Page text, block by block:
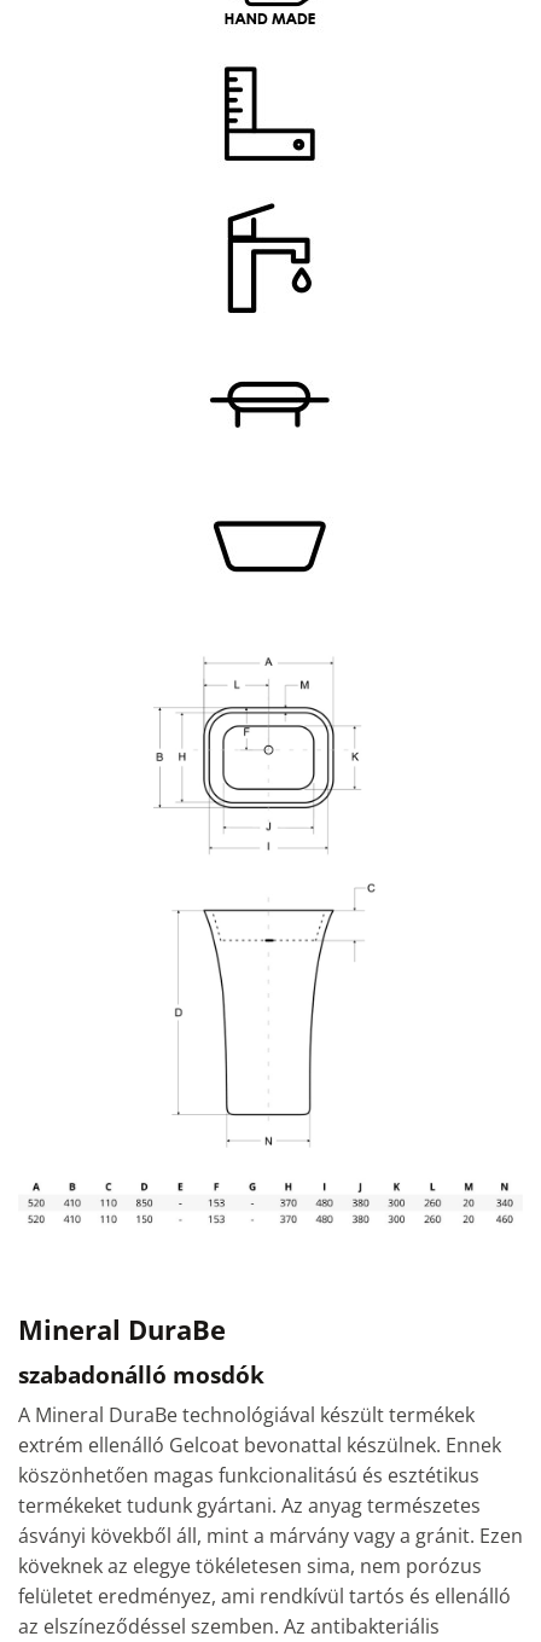
Mineral DuraBe
szabadonálló mosdók
A Mineral DuraBe technológiával készült termékek
extrém ellenálló Gelcoat bevonattal készülnek. Ennek
köszönhetően magas funkcionalitású és esztétikus
termékeket tudunk gyártani. Az anyag természetes
ásványi kövekből áll, mint a márvány vagy a gránit. Ezen
köveknek az elegye tökéletesen sima, nem porózus
felületet eredményez, ami rendkívül tartós és ellenálló
az elszíneződéssel szemben. Az antibakteriális